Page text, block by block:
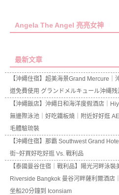
Angela The Angel 亮亮女神
最新文章
【沖繩住宿】超美海景Grand Mercure
道免費使用 グランドメルキュール沖縄残
【沖繩飯店】沖繩日和海洋度假酒店｜
無邊際泳池｜好吃鐵板燒｜附近好好逛
毛體驗琉裝
【沖繩住宿】那霸 Southwest Grand
街~好買好吃好逛 Vs. 戰利品
【泰國曼谷住宿｜戰利品】陽光河畔泳
Riverside Bangkok 曼谷河畔薩利爾酒店
坐船20分鐘到 Iconsiam